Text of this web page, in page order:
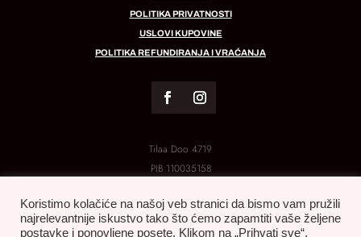
POLITIKA PRIVATNOSTI
USLOVI KUPOVINE
POLITIKA REFUNDIRANJA I VRAĆANJA
Tilaa Doo 4719
PIB 110035158
Koristimo kolačiće na našoj veb stranici da bismo vam pružili
najrelevantnije iskustvo tako što ćemo zapamtiti vaše željene
postavke i ponovljene posete. Klikom na „Prihvati sve“,